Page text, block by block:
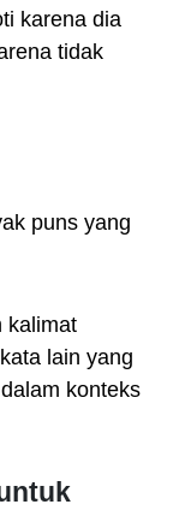
karena dia
tidak
puns yang
kalimat
lain yang
konteks